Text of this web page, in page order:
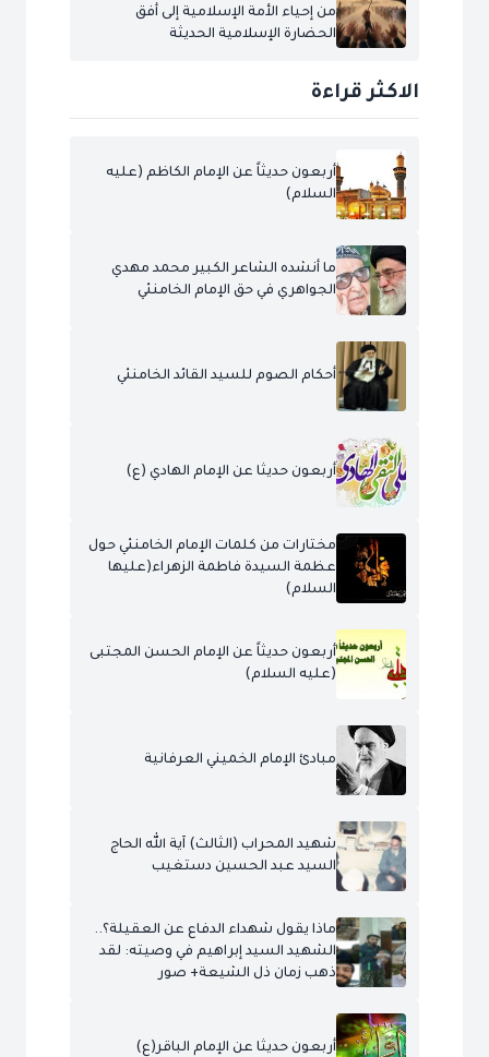
من إحياء الأمة الإسلامية إلى أفق
الحضارة الإسلامية الحديثة
الاكثر قراءة
أربعون حديثاً عن الإمام الكاظم (عليه
السلام)
ما أنشده الشاعر الكبير محمد مهدي
الجواهري في حق الإمام الخامنئي
أحكام الصوم للسيد القائد الخامنئي
أربعون حديثا عن الإمام الهادي (ع)
مختارات من كلمات الإمام الخامنئي حول
عظمة السيدة فاطمة الزهراء(عليها
السلام)
أربعون حديثاً عن الإمام الحسن المجتبى
(عليه السلام)
مبادئ الإمام الخميني العرفانية
شهيد المحراب (الثالث) آية الله الحاج
السيد عبد الحسين دستغيب
ماذا يقول شهداء الدفاع عن العقيلة؟..
الشهيد السيد إبراهيم في وصيته: لقد
ذهب زمان ذل الشيعة+ صور
أربعون حديثا عن الإمام الباقر(ع)